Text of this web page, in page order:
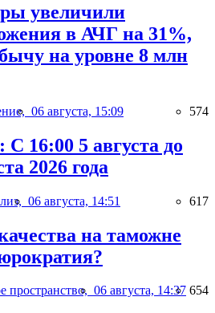
увеличили
в АЧГ на 31%,
на уровне 8 млн
06 августа, 15:09 574
16:00 5 августа до
2026 года
06 августа, 14:51 617
на таможне
пространство, 06 августа, 14:37 654